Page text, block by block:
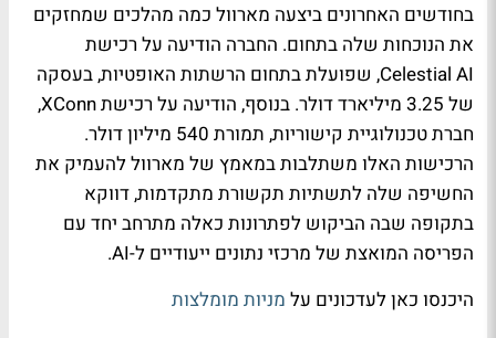
בחודשים האחרונים ביצעה מארוול כמה מהלכים שמחזקים
את הנוכחות שלה בתחום. החברה הודיעה על רכישת
Celestial AI, שפועלת בתחום הרשתות האופטיות, בעסקה
של 3.25 מיליארד דולר. בנוסף, הודיעה על רכישת XConn,
חברת טכנולוגיית קישוריות, תמורת 540 מיליון דולר.
הרכישות האלו משתלבות במאמץ של מארוול להעמיק את
החשיפה שלה לתשתיות תקשורת מתקדמות, דווקא
בתקופה שבה הביקוש לפתרונות כאלה מתרחב יחד עם
הפריסה המואצת של מרכזי נתונים ייעודיים ל-AI.
היכנסו כאן לעדכונים על מניות מומלצות